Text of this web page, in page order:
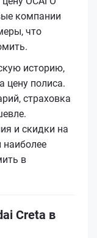
компании
что
историю,
цену полиса.
страховка
и скидки на
наиболее
в
Creta в